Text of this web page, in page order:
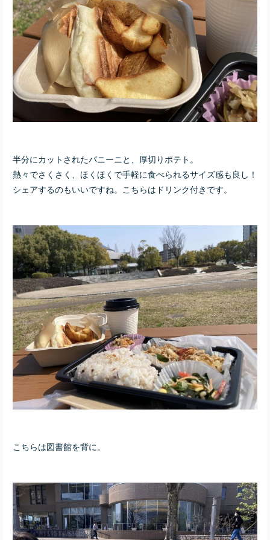
半分にカットされたパニーニと、厚切りポテト。
熱々でさくさく、ほくほくで手軽に食べられるサイズ感も良し！
シェアするのもいいですね。こちらはドリンク付きです。
こちらは図書館を背に。